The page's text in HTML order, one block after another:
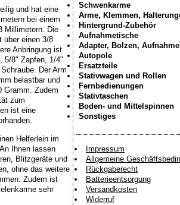
und hat eine
bei einem
Millimetern. Die
über einen 3/8
Anbringung ist
5/8" Zapfen, 1/4"
Der Arm
belastbar und
Gramm. Zudem
zum
ist eine
Helferlein im
Ihnen lassen
Blitzgeräte und
ohne das weitere
Zudem ist
sehr
Schwenkarme
Arme, Klemmen,
Hintergrund-Zubehör
Aufnahmetische
Adapter, Bolzen,
Autopole
Ersatzteile
Stativwagen und Rollen
Fernbedienungen
Stativtaschen
Boden- und Mittelspinnen
Sonstiges
Impressum
Allgemeine
Rückgaberecht
Batterieentsorgung
Versandkosten
Widerruf